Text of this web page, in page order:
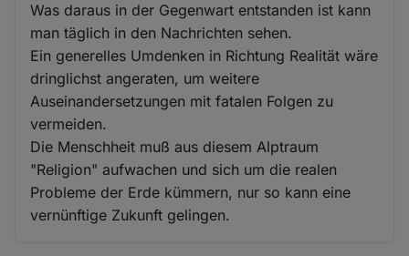
Was daraus in der Gegenwart entstanden ist kann
man täglich in den Nachrichten sehen.
Ein generelles Umdenken in Richtung Realität wäre
dringlichst angeraten, um weitere
Auseinandersetzungen mit fatalen Folgen zu
vermeiden.
Die Menschheit muß aus diesem Alptraum
"Religion" aufwachen und sich um die realen
Probleme der Erde kümmern, nur so kann eine
vernünftige Zukunft gelingen.